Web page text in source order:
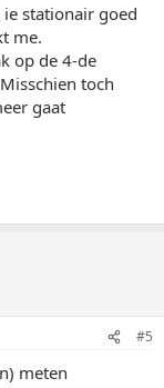
stationair goed
me.
op de 4-de
toch
gaat
#5
meten